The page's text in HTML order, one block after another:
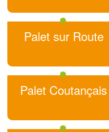
Palet sur Route
Palet Coutançais